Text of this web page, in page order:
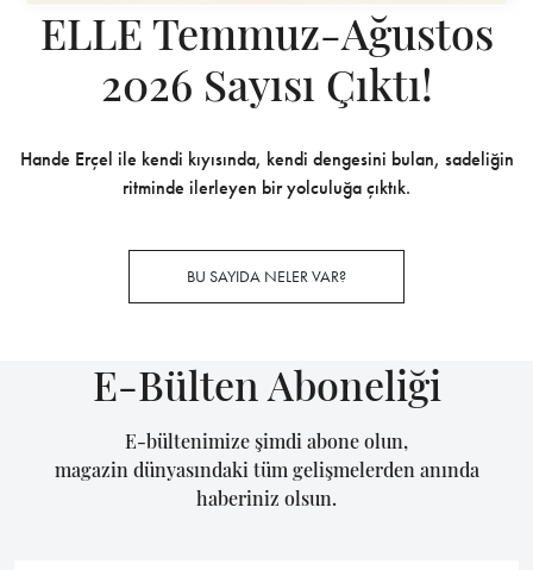
ELLE Temmuz-Ağustos
2026 Sayısı Çıktı!
Hande Erçel ile kendi kıyısında, kendi dengesini bulan, sadeliğin
ritminde ilerleyen bir yolculuğa çıktık.
BU SAYIDA NELER VAR?
E-Bülten Aboneliği
E-bültenimize şimdi abone olun,
magazin dünyasındaki tüm gelişmelerden anında
haberiniz olsun.